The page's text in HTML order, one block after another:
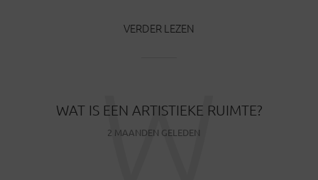
VERDER LEZEN
WAT IS EEN ARTISTIEKE RUIMTE?
2 MAANDEN GELEDEN
W